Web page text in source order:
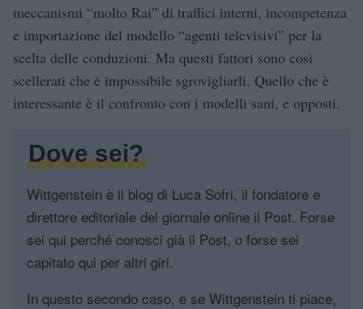
meccanismi “molto Rai” di traffici interni, incompetenza
e importazione del modello “agenti televisivi” per la
scelta delle conduzioni. Ma questi fattori sono così
scellerati che è impossibile sgrovigliarli. Quello che è
interessante è il confronto con i modelli sani, e opposti.
Dove sei?
Wittgenstein è il blog di Luca Sofri, il fondatore e
direttore editoriale del giornale online il Post. Forse
sei qui perché conosci già il Post, o forse sei
capitato qui per altri giri.
In questo secondo caso, e se Wittgenstein ti piace,